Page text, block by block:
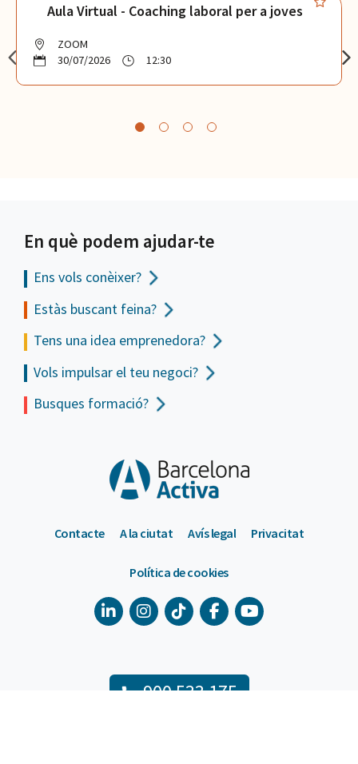
Aula Virtual - Coaching laboral per a joves
ZOOM
30/07/2026
12:30
En què podem ajudar-te
Ens vols conèixer?
Estàs buscant feina?
Tens una idea emprenedora?
Vols impulsar el teu negoci?
Busques formació?
Contacte A la ciutat Avís legal Privacitat
Política de cookies
900 533 175